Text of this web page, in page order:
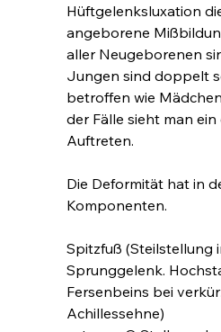
Hüftgelenksluxation
angeborene
aller Neugeborenen
Jungen sind doppelt
betroffen wie
der Fälle sieht man
Auftreten.
Die Deformität hat in
Komponenten.
Spitzfuß (Steilstellung
Sprunggelenk.
Fersenbeins bei
Achillessehne)